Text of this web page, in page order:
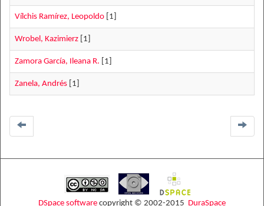
Vílchis Ramírez, Leopoldo [1]
Wrobel, Kazimierz [1]
Zamora García, Ileana R. [1]
Zanela, Andrés [1]
DSpace software copyright © 2002-2015 DuraSpace